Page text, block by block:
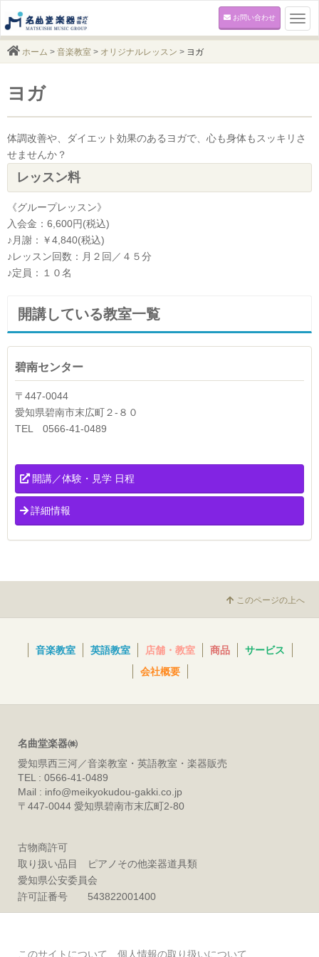
お問い合わせ
ホーム > 音楽教室 > オリジナルレッスン > ヨガ
ヨガ
体調改善や、ダイエット効果のあるヨガで、心も身体もスッキリさ
せませんか？
レッスン料
《グループレッスン》
入会金：6,600円(税込)
♪月謝：￥4,840(税込)
♪レッスン回数：月２回／４５分
♪定員：１０名
開講している教室一覧
碧南センター
〒447-0044
愛知県碧南市末広町２-８０
TEL 0566-41-0489
開講／体験・見学 日程
詳細情報
このページの上へ
音楽教室 英語教室 店舗・教室 商品
サービス
会社概要
名曲堂楽器㈱
愛知県西三河／音楽教室・英語教室・楽器販売
TEL : 0566-41-0489
Mail : info@meikyokudou-gakki.co.jp
〒447-0044 愛知県碧南市末広町2-80
古物商許可
取り扱い品目 ピアノその他楽器道具類
愛知県公安委員会
許可証番号 543822001400
このサイトについて 個人情報の取り扱いについて